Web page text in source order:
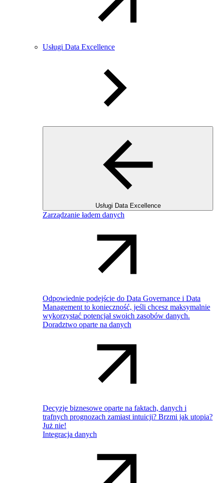
Usługi Data Excellence
Usługi Data Excellence
Zarządzanie ładem danych
Odpowiednie podejście do Data Governance i Data
Management to konieczność, jeśli chcesz maksymalnie
wykorzystać potencjał swoich zasobów danych.
Doradztwo oparte na danych
Decyzje biznesowe oparte na faktach, danych i
trafnych prognozach zamiast intuicji? Brzmi jak utopia?
Już nie!
Integracja danych